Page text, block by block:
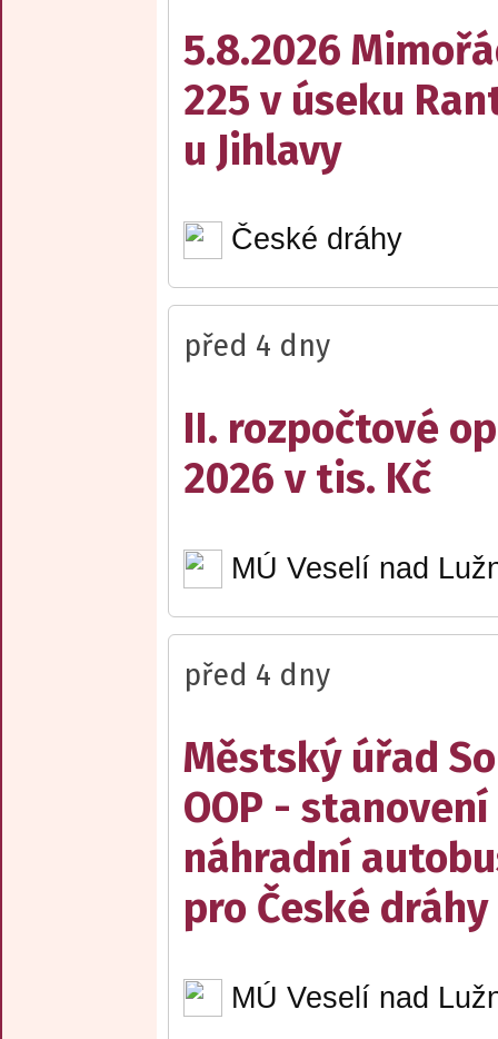
5.8.2026
225 v úseku
u Jihlavy
České dráhy
před 4 dny
II. rozpočtové
2026 v tis. Kč
MÚ Veselí nad
před 4 dny
Městský úřad
OOP -
náhradní
pro České dráhy
MÚ Veselí nad